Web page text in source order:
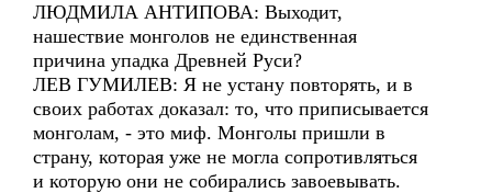
ЛЮДМИЛА АНТИПОВА: Выходит,
нашествие монголов не единственная
причина упадка Древней Руси?
ЛЕВ ГУМИЛЕВ: Я не устану повторять, и в
своих работах доказал: то, что приписывается
монголам, - это миф. Монголы пришли в
страну, которая уже не могла сопротивляться
и которую они не собирались завоевывать.